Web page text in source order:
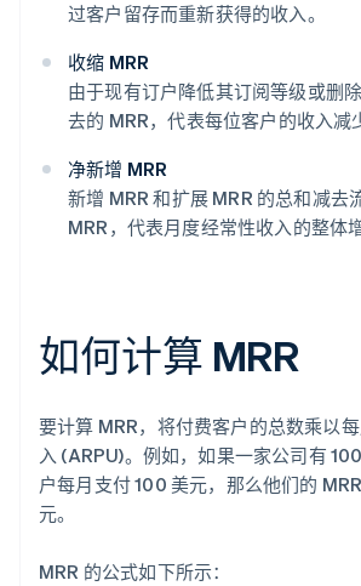
过客户留存而重新获得的收入。
收缩 MRR
由于现有订户降低其订阅等级或删
去的 MRR，代表每位客户的收入减
净新增 MRR
新增 MRR 和扩展 MRR 的总和减去
MRR，代表月度经常性收入的整体
如何计算 MRR
要计算 MRR，将付费客户的总数乘以
入 (ARPU)。例如，如果一家公司有
户每月支付 100 美元，那么他们的
元。
MRR 的公式如下所示：